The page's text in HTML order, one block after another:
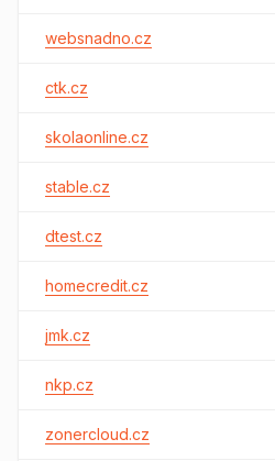
websnadno.cz
ctk.cz
skolaonline.cz
stable.cz
dtest.cz
homecredit.cz
jmk.cz
nkp.cz
zonercloud.cz